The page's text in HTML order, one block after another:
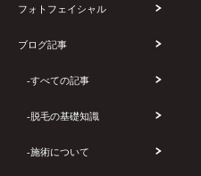
フォトフェイシャル
ブログ記事
-すべての記事
-脱毛の基礎知識
-施術について